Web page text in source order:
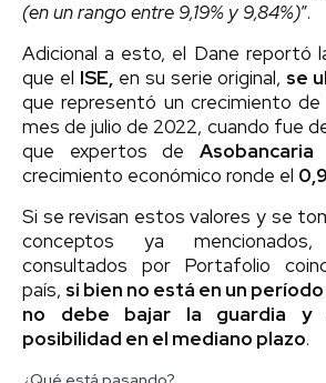
(en un rango entre 9,19% y 9,84%)”.
Adicional a esto, el Dane reportó
que el ISE,en su serie original, se
que representó un crecimiento de
mes de julio de 2022, cuando fue
que expertos de Asobancaria
crecimiento económico ronde el
Si se revisan estos valores y se
conceptos ya
consultados por Portafolio
país, si bien no está en un
no debe bajar la guardia y
posibilidad en el mediano plazo.